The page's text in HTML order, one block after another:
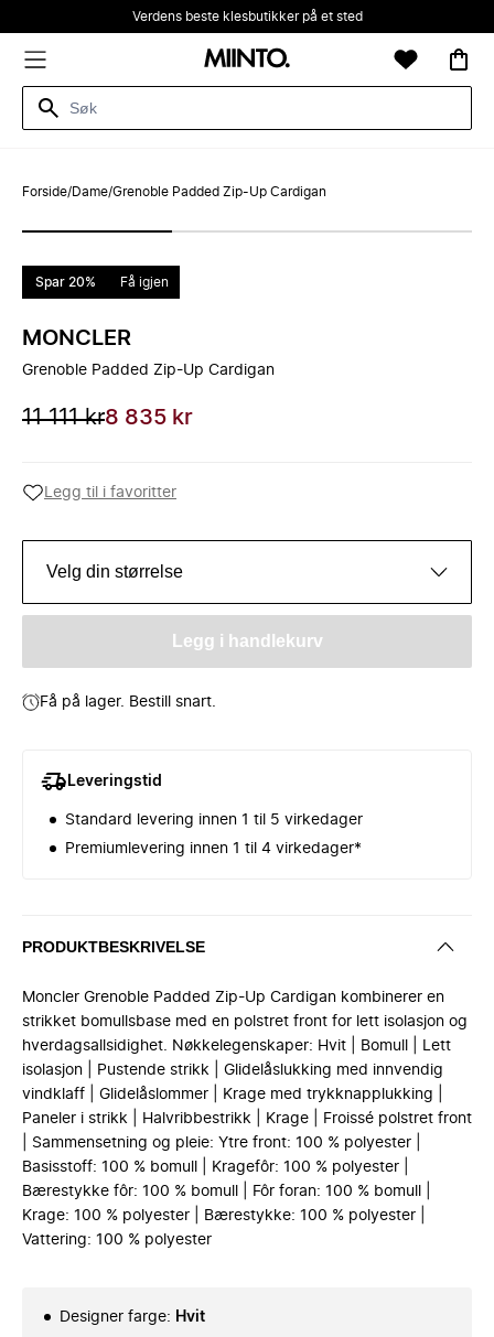
Verdens beste klesbutikker på et sted
Forside/Dame/Grenoble Padded Zip-Up Cardigan
Spar 20% Få igjen
MONCLER
Grenoble Padded Zip-Up Cardigan
11 111 kr8 835 kr
Legg til i favoritter
Velg din størrelse
Legg i handlekurv
Få på lager. Bestill snart.
Leveringstid
Standard levering innen 1 til 5 virkedager
Premiumlevering innen 1 til 4 virkedager*
PRODUKTBESKRIVELSE
Moncler Grenoble Padded Zip-Up Cardigan kombinerer en
strikket bomullsbase med en polstret front for lett isolasjon og
hverdagsallsidighet. Nøkkelegenskaper: Hvit | Bomull | Lett
isolasjon | Pustende strikk | Glidelåslukking med innvendig
vindklaff | Glidelåslommer | Krage med trykknapplukking |
Paneler i strikk | Halvribbestrikk | Krage | Froissé polstret front
| Sammensetning og pleie: Ytre front: 100 % polyester |
Basisstoff: 100 % bomull | Kragefôr: 100 % polyester |
Bærestykke fôr: 100 % bomull | Fôr foran: 100 % bomull |
Krage: 100 % polyester | Bærestykke: 100 % polyester |
Vattering: 100 % polyester
Designer farge: Hvit